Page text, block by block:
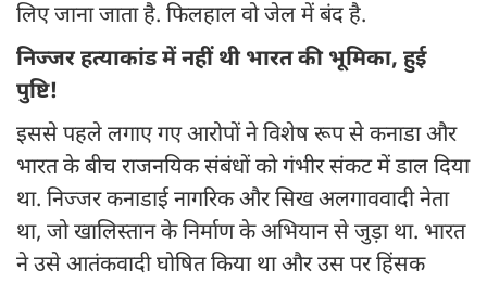
लिए जाना जाता है. फिलहाल वो जेल में बंद है.
निज्जर हत्याकांड में नहीं थी भारत की भूमिका, हुई
पुष्टि!
इससे पहले लगाए गए आरोपों ने विशेष रूप से कनाडा और
भारत के बीच राजनयिक संबंधों को गंभीर संकट में डाल दिया
था. निज्जर कनाडाई नागरिक और सिख अलगाववादी नेता
था, जो खालिस्तान के निर्माण के अभियान से जुड़ा था. भारत
ने उसे आतंकवादी घोषित किया था और उस पर हिंसक